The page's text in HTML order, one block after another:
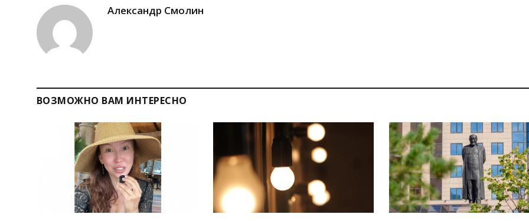
Александр Смолин
ВОЗМОЖНО ВАМ ИНТЕРЕСНО